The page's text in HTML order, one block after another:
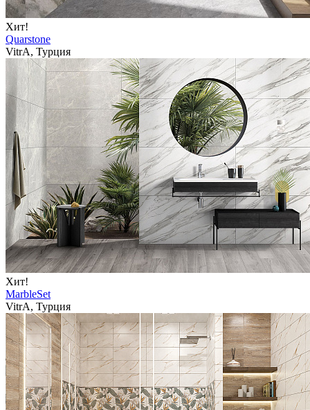
Хит!
Quarstone
VitrA, Турция
Хит!
MarbleSet
VitrA, Турция